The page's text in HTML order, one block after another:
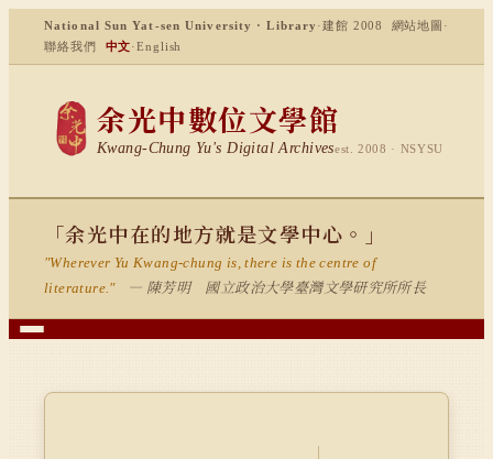
National Sun Yat-sen University · Library ·建館 2008 網站地圖 ·
聯絡我們
中文·English
余光中數位文學館
Kwang-Chung Yu's Digital Archivesest. 2008 · NSYSU
「余光中在的地方就是文學中心。」
"Wherever Yu Kwang-chung is, there is the centre of
literature."
— 陳芳明 國立政治大學臺灣文學研究所所長